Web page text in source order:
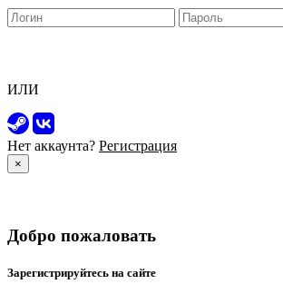
ИЛИ
Нет аккаунта? Регистрация
×
Добро пожаловать
Зарегистрируйтесь на сайте